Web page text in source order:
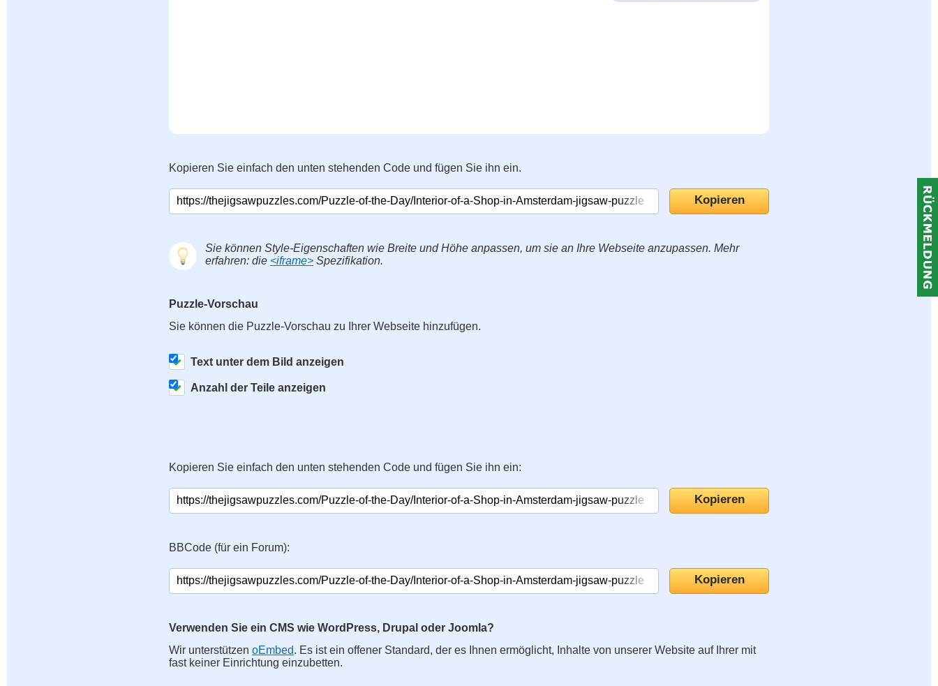
Kopieren Sie einfach den unten stehenden Code und fügen Sie ihn ein.
Sie können Style-Eigenschaften wie Breite und Höhe anpassen, um sie an Ihre Webseite anzupassen. Mehr
erfahren: die <iframe> Spezifikation.
Puzzle-Vorschau
Sie können die Puzzle-Vorschau zu Ihrer Webseite hinzufügen.
Text unter dem Bild anzeigen
Anzahl der Teile anzeigen
Kopieren Sie einfach den unten stehenden Code und fügen Sie ihn ein:
BBCode (für ein Forum):
Verwenden Sie ein CMS wie WordPress, Drupal oder Joomla?
Wir unterstützen oEmbed. Es ist ein offener Standard, der es Ihnen ermöglicht, Inhalte von unserer Website auf Ihrer mit
fast keiner Einrichtung einzubetten.